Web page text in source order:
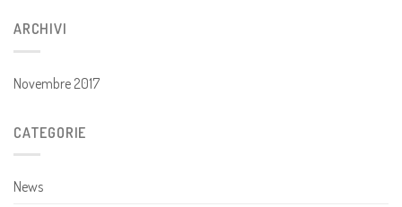
ARCHIVI
Novembre 2017
CATEGORIE
News